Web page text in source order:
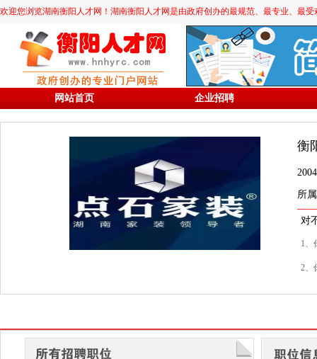
欢迎您浏览湖南衡阳人才网！湖南衡阳人才网是由政府创办的最规范、最专业、最
网站首页 企业招聘
衡
所
对
1、
2、